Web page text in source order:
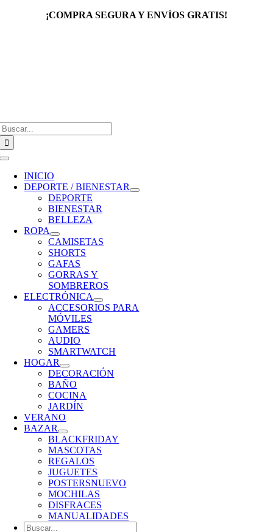
¡COMPRA SEGURA Y ENVÍOS GRATIS!
Toggle
Navigation
INICIO
DEPORTE / BIENESTAR
DEPORTE
BIENESTAR
BELLEZA
ROPA
CAMISETAS
SHORTS
GAFAS
GORRAS Y
SOMBREROS
ELECTRÓNICA
ACCESORIOS PARA
MÓVILES
GAMERS
AUDIO
SMARTWATCH
HOGAR
DECORACIÓN
BAÑO
COCINA
JARDÍN
VERANO
BAZAR
BLACKFRIDAY
MASCOTAS
REGALOS
JUGUETES
POSTERSNUEVO
MOCHILAS
DISFRACES
MANUALIDADES
Buscar: